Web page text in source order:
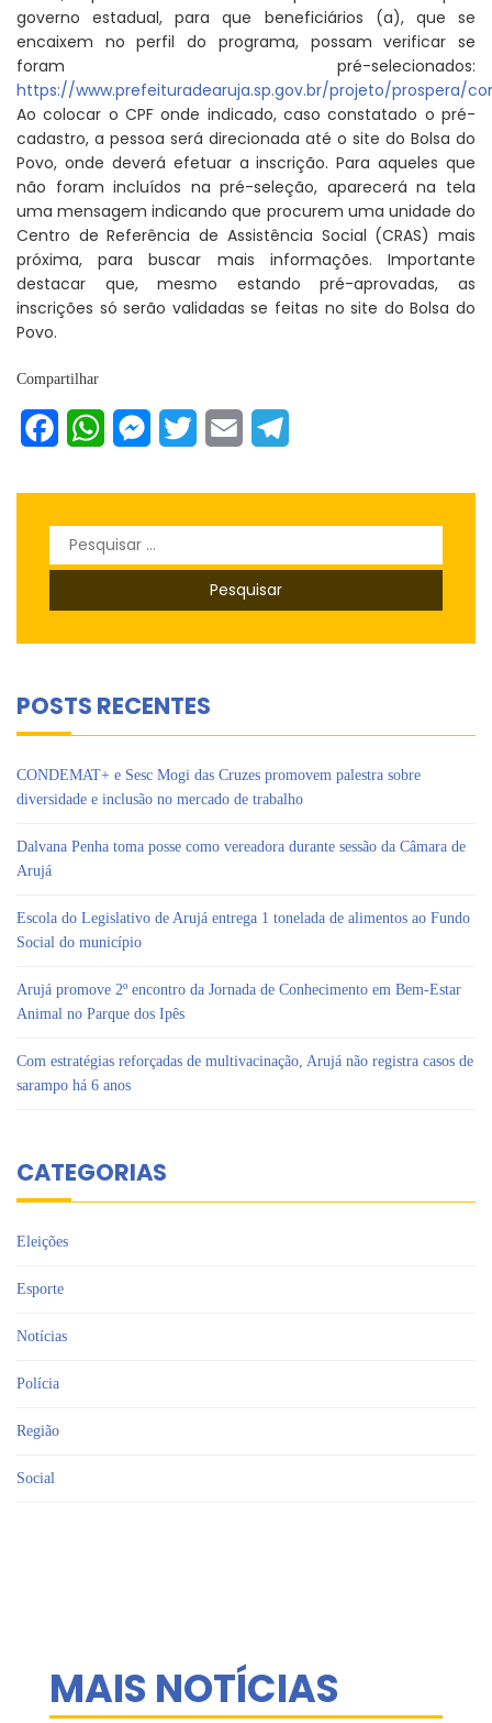
governo estadual, para que beneficiários (a), que se
encaixem no perfil do programa, possam verificar se
foram pré-selecionados:
https://www.prefeituradearuja.sp.gov.br/projeto/prospera/
Ao colocar o CPF onde indicado, caso constatado o pré-
cadastro, a pessoa será direcionada até o site do Bolsa do
Povo, onde deverá efetuar a inscrição. Para aqueles que
não foram incluídos na pré-seleção, aparecerá na tela
uma mensagem indicando que procurem uma unidade do
Centro de Referência de Assistência Social (CRAS) mais
próxima, para buscar mais informações. Importante
destacar que, mesmo estando pré-aprovadas, as
inscrições só serão validadas se feitas no site do Bolsa do
Povo.
Compartilhar
FacebookWhatsAppMessenger
Twitter Email
Pesquisar
POSTS RECENTES
CONDEMAT+ e Sesc Mogi das Cruzes promovem palestra sobre
diversidade e inclusão no mercado de trabalho
Dalvana Penha toma posse como vereadora durante sessão da Câmara de
Arujá
Escola do Legislativo de Arujá entrega 1 tonelada de alimentos ao Fundo
Social do município
Arujá promove 2º encontro da Jornada de Conhecimento em Bem-Estar
Animal no Parque dos Ipês
Com estratégias reforçadas de multivacinação, Arujá não registra casos de
sarampo há 6 anos
CATEGORIAS
Eleições
Esporte
Notícias
Polícia
Região
Social
MAIS NOTÍCIAS